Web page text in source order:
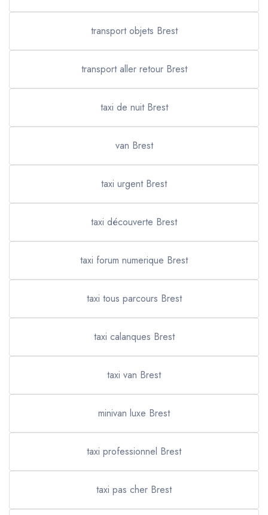
transport objets Brest
transport aller retour Brest
taxi de nuit Brest
van Brest
taxi urgent Brest
taxi découverte Brest
taxi forum numerique Brest
taxi tous parcours Brest
taxi calanques Brest
taxi van Brest
minivan luxe Brest
taxi professionnel Brest
taxi pas cher Brest